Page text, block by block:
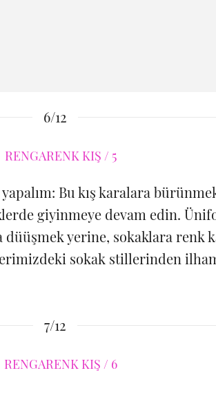
6/12
Bu kış karalara
giyinmeye devam edin.
düüşmek yerine, sokaklara renk
sokak stillerinden
7/12